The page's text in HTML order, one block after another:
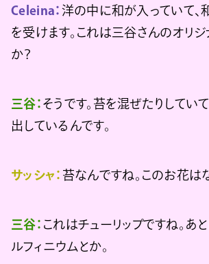
Celeina： 洋の中に和が入っていて、
を受けます。これは三谷さんのオリ
か？
三谷： そうです。苔を混ぜたりしてい
出しているんです。
サッシャ： 苔なんですね。このお花は
三谷： これはチューリップですね。あ
ルフィニウムとか。